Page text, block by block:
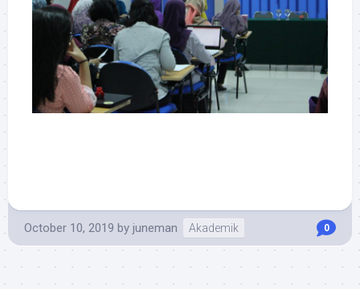
October 10, 2019 by juneman Akademik 0